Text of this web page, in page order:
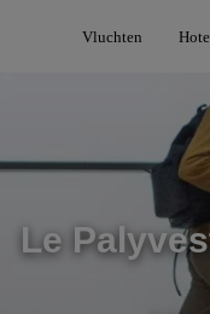
Vluchten
Le